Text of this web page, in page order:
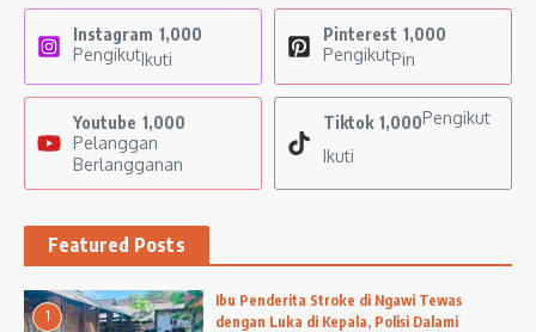
Instagram 1,000
PengikutIkuti
Pinterest 1,000
PengikutPin
Youtube 1,000
Pelanggan
Berlangganan
Tiktok 1,000Pengikut
Ikuti
Featured Posts
1
Ibu Penderita Stroke di Ngawi Tewas
dengan Luka di Kepala, Polisi Dalami